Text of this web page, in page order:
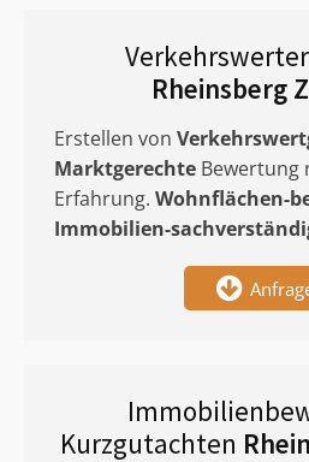
Rheinsberg
Erstellen von
Marktgerechte Bewertung
Erfahrung. Wohnflächen-
Immobilien-
Kurzgutachten